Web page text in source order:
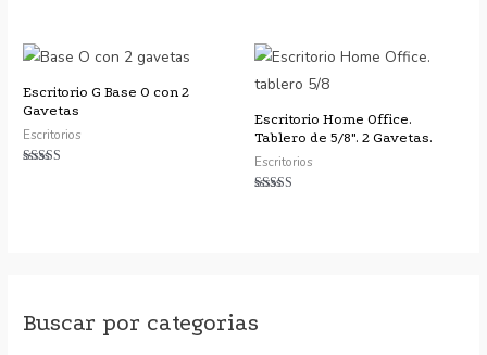
Buscar por categorias
de 5
Escritorio G Base O con 2
Gavetas
Escritorios
Escritorio Home Office.
Tablero de 5/8″. 2 Gavetas.
Escritorios